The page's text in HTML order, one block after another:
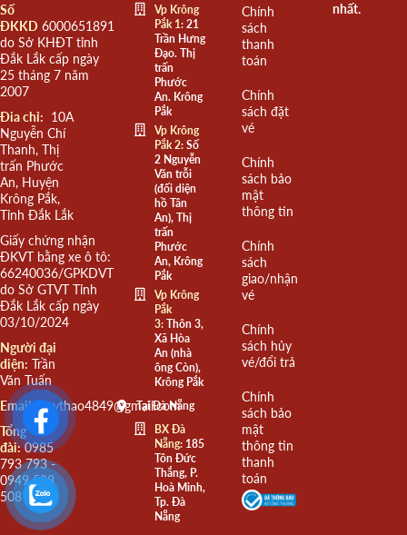
Số
ĐKKD 6000651891
do Sở KHĐT tỉnh
Đắk Lắk cấp ngày
25 tháng 7 năm
2007
Đia chỉ: 10A
Nguyễn Chí
Thanh, Thị
trấn Phước
An, Huyện
Krông Pắk,
Tỉnh Đắk Lắk
Giấy chứng nhận
ĐKVT bằng xe ô tô:
66240036/GPKDVT
do Sở GTVT Tỉnh
Đắk Lắk cấp ngày
03/10/2024
Người đại
diện: Trần
Văn Tuấn
Email: quythao4849@gmail.com
Tổng
đài:0985
793 793 -
0949 508
508
Vp Krông
Pắk 1:21
Trần Hưng
Đạo. Thị
trấn
Phước
An. Krông
Pắk
Vp Krông
Pắk 2:Số
2 Nguyễn
Văn trỗi
(đối diện
hồ Tân
An), Thị
trấn
Phước
An, Krông
Pắk
Vp Krông
Pắk
3:Thôn 3,
Xã Hòa
An (nhà
ông Còn),
Krông Pắk
Tại Đà Nẵng
BX Đà
Nẵng:185
Tôn Đức
Thắng, P.
Hoà Minh,
Tp. Đà
Nẵng
Chính
sách
thanh
toán
Chính
sách đặt
vé
Chính
sách bảo
mật
thông tin
Chính
sách
giao/nhận
vé
Chính
sách hủy
vé/đổi trả
Chính
sách bảo
mật
thông tin
thanh
toán
nhất.